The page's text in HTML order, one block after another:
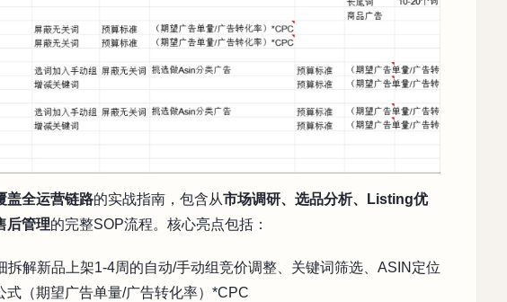
盖全运营链路的实战指南，包含从市场调研、选品分析、Listing优
后管理的完整SOP流程。核心亮点包括：
拆解新品上架1-4周的自动/手动组竞价调整、关键词筛选、ASIN定位
式（期望广告单量/广告转化率）*CPC